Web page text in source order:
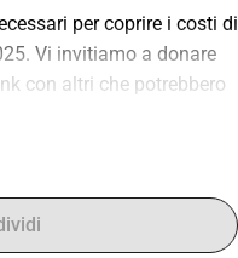
per coprire i costi di
Vi invitiamo a donare
con altri che potrebbero
L'industria editoriale
invitiamo a donare
anche con altri che